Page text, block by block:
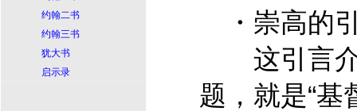
约翰二书
约翰三书
犹大书
启示录
・崇高的
这引言介
题，就是“基